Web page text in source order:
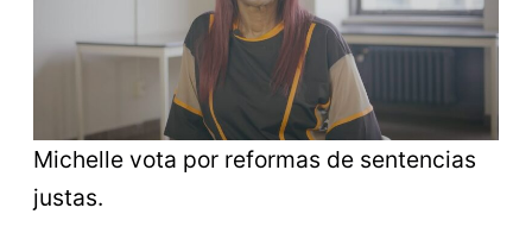
Michelle vota por reformas de sentencias
justas.